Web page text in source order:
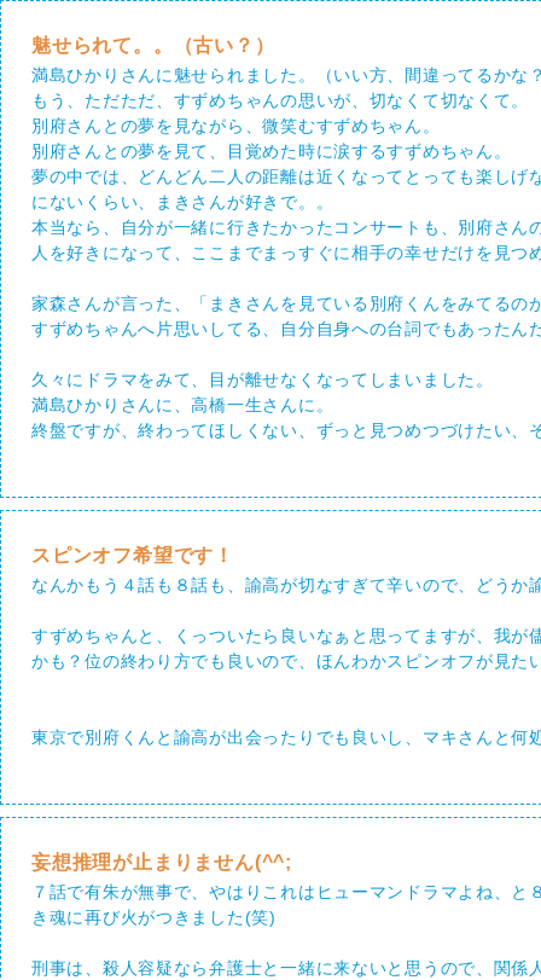
魅せられて。。（古い？）
満島ひかりさんに魅せられました。（いい方、間違ってるかな
もう、ただただ、すずめちゃんの思いが、切なくて切なくて。
別府さんとの夢を見ながら、微笑むすずめちゃん。
別府さんとの夢を見て、目覚めた時に涙するすずめちゃん。
夢の中では、どんどん二人の距離は近くなってとっても楽し
にないくらい、まきさんが好きで。。
本当なら、自分が一緒に行きたかったコンサートも、別府さん
人を好きになって、ここまでまっすぐに相手の幸せだけを見
家森さんが言った、「まきさんを見ている別府くんをみてる
すずめちゃんへ片思いしてる、自分自身への台詞でもあったん
久々にドラマをみて、目が離せなくなってしまいました。
満島ひかりさんに、高橋一生さんに。
終盤ですが、終わってほしくない、ずっと見つめつづけたい、
スピンオフ希望です！
なんかもう４話も８話も、諭高が切なすぎて辛いので、どう
すずめちゃんと、くっついたら良いなぁと思ってますが、我
かも？位の終わり方でも良いので、ほんわかスピンオフが見た
東京で別府くんと諭高が出会ったりでも良いし、マキさんと
妄想推理が止まりません(^^;
７話で有朱が無事で、やはりこれはヒューマンドラマよね、
き魂に再び火がつきました(笑)
刑事は、殺人容疑なら弁護士と一緒に来ないと思うので、関係